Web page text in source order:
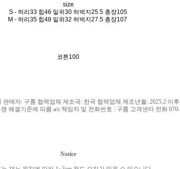
size
S - 허리33 힙46 밑위30 허벅지25.5 총장105
M - 허리35 힙48 밑위32 허벅지27.5 총장107
코튼100
판매자: 구룸 협력업체 제조국: 한국 협력업체 제조년월 : 2025.2 이
해결기준에 따름 a/s 책임자 및 전화번호 : 구룸 고객센터 전화
Notice